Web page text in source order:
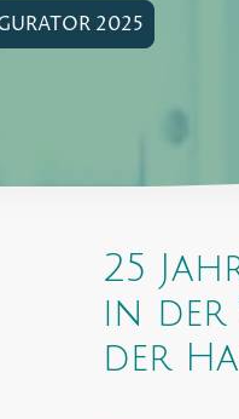
2025
25
in der
der